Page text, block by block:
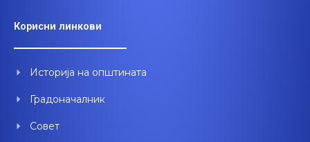
b
o
k
u
b
e
d
n
Корисни линкови
Историја на општината
Градоначалник
Совет